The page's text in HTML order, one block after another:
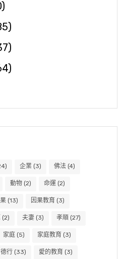
企業 (3) 佛法 (4)
動物 (2) 命運 (2)
(13) 因果教育 (3)
(2) 夫妻 (3) 孝順 (27)
家庭 (5) 家庭教育 (3)
德行 (33) 愛的教育 (3)